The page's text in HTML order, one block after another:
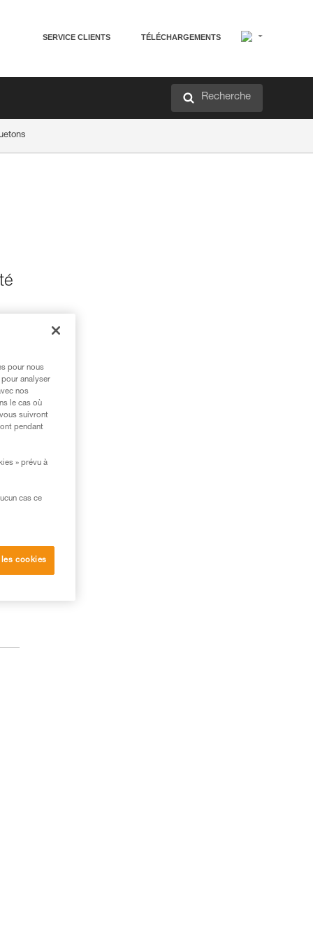
SERVICE CLIENTS TÉLÉCHARGEMENTS
Recherche
pour nous
analyser
nos
le cas où
suivront
pendant
» prévu à
cas ce
cookies